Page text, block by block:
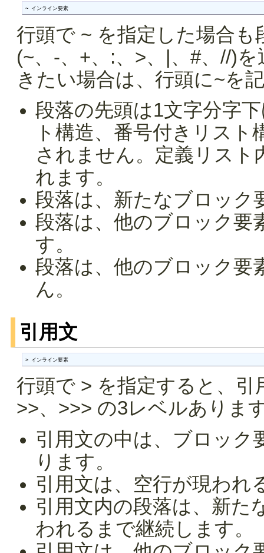
~ インライン要素
行頭で ~ を指定した場合
(~、-、+、:、>、|、#、//)
きたい場合は、行頭に~を
段落の先頭は1文字分字
ト構造、番号付きリス
されません。定義リスト
れます。
段落は、新たなブロック
段落は、他のブロック要
す。
段落は、他のブロック要
ん。
引用文
> インライン要素
行頭で > を指定すると、
>>、>>> の3レベルありま
引用文の中は、ブロック
ります。
引用文は、空行が現われ
引用文内の段落は、新た
われるまで継続します。